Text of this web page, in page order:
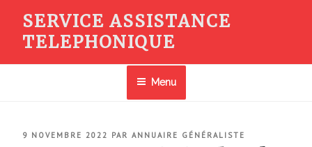
contenu
SERVICE ASSISTANCE
TELEPHONIQUE
Menu
PUBLIÉ
9 NOVEMBRE 2022 PAR ANNUAIRE GÉNÉRALISTE